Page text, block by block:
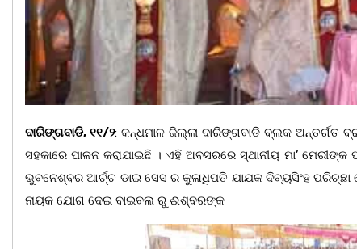
ଦାରିଙ୍ଗବାଡି, ୧୧/୨: କନ୍ଧମାଳ ଜିଲ୍ଲା ଦାରିଙ୍ଗବାଡି ବ୍ଲକ ଅନ୍ତର୍ଗତ
ସହକାରେ ପାଳନ କରାଯାଇଛି । ଏହି ଅବସରରେ ସ୍ଥାନୀୟ ମା’
ଭୁବନେଶ୍ବର ଆର୍ଚ୍ଚ ଡାଇ ସେସ ର କୁଳାଧିପତି ଯାଯକ ଦିବ୍ୟସିଂହ
ନାୟକ ଯୋଗ ଦେଇ ବାଇବଲ ରୁ ଈଶ୍ବରଙ୍କ